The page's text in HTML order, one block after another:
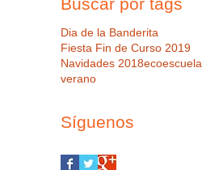
Dia de la Banderita
Fiesta Fin de Curso 2019
Navidades 2018ecoescuela
verano
Síguenos